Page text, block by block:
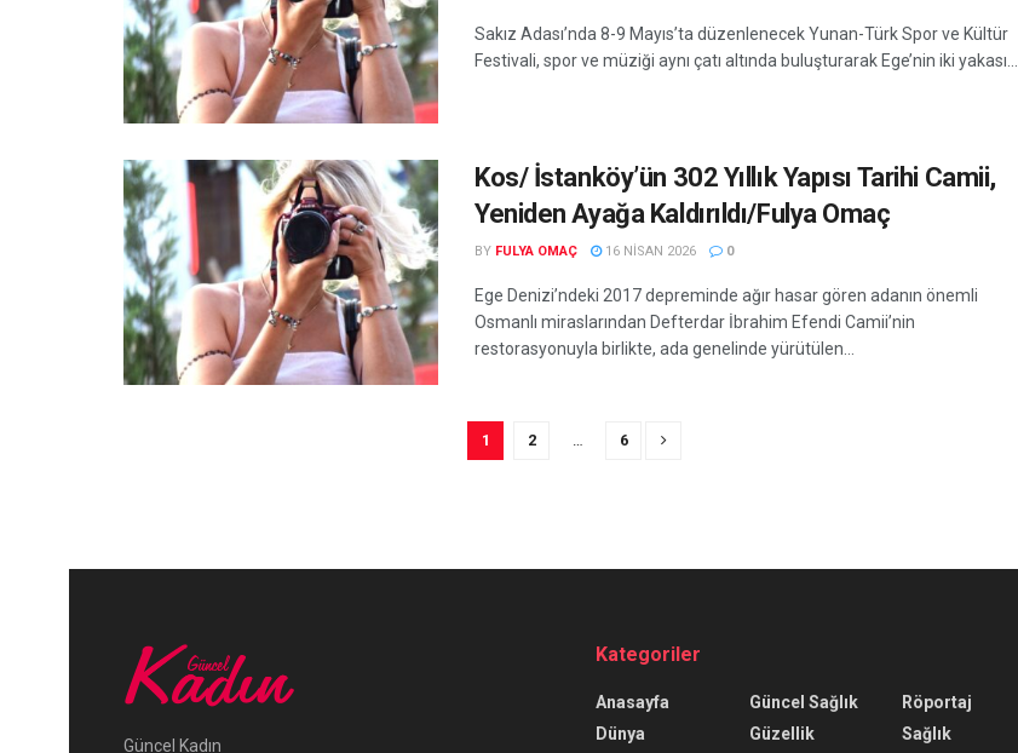
Sakız Adası’nda 8-9 Mayıs’ta düzenlenecek Yunan-Türk Spor ve Kültür
Festivali, spor ve müziği aynı çatı altında buluşturarak Ege’nin iki yakası...
Kos/ İstanköy’ün 302 Yıllık Yapısı Tarihi Camii,
Yeniden Ayağa Kaldırıldı/Fulya Omaç
BY FULYA OMAÇ 16 NISAN 2026 0
Ege Denizi’ndeki 2017 depreminde ağır hasar gören adanın önemli
Osmanlı miraslarından Defterdar İbrahim Efendi Camii’nin
restorasyonuyla birlikte, ada genelinde yürütülen...
1 2 … 6
Güncel Kadın
Kategoriler
Anasayfa
Dünya
Güncel Sağlık
Güzellik
Röportaj
Sağlık